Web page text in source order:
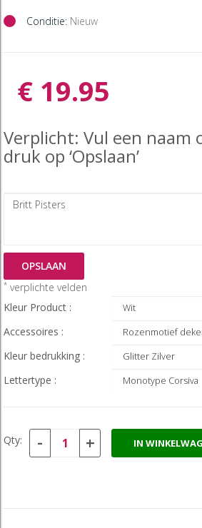
Conditie: Nieuw
€ 19.95
Verplicht: Vul een naam
druk op ‘Opslaan’
OPSLAAN
* verplichte velden
Kleur Product :
Accessoires :
Kleur bedrukking :
Lettertype :
Qty: - + IN